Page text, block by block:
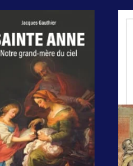
Sainte Anne,
grand-
mère du ciel
Montréal/Paris,
Novalis/Salvator,
2026,
pages, 19.95$,
14,90€.